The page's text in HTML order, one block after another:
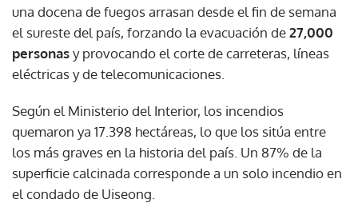
una docena de fuegos arrasan desde el fin de semana
el sureste del país, forzando la evacuación de27,000
personasy provocando el corte de carreteras, líneas
eléctricas y de telecomunicaciones.
Según el Ministerio del Interior, los incendios
quemaron ya 17.398 hectáreas, lo que los sitúa entre
los más graves en la historia del país. Un 87% de la
superficie calcinada corresponde a un solo incendio en
el condado de Uiseong.